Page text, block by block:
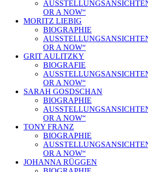
OR A NOW“
MORITZ LIEBIG
BIOGRAPHIE
OR A NOW“
GRIT AULITZKY
BIOGRAFIE
OR A NOW“
SARAH GOSDSCHAN
BIOGRAPHIE
OR A NOW“
TONY FRANZ
BIOGRAPHIE
OR A NOW“
JOHANNA RÜGGEN